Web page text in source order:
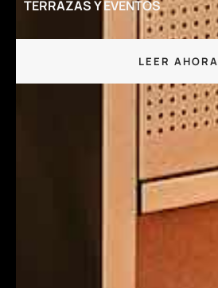
TERRAZAS Y EVENTOS
LEER AHORA